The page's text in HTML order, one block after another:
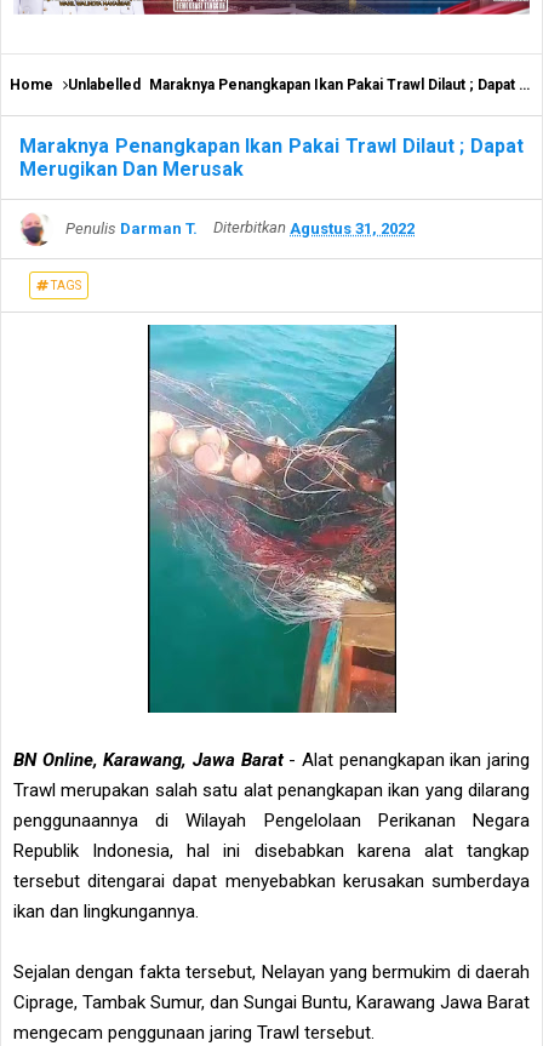
Home Unlabelled Maraknya Penangkapan Ikan Pakai Trawl Dilaut ; Dapat Merugikan Dan Merusak
Maraknya Penangkapan Ikan Pakai Trawl Dilaut ; Dapat
Merugikan Dan Merusak
Penulis Darman T. Diterbitkan Agustus 31, 2022
TAGS
BN Online, Karawang, Jawa Barat - Alat penangkapan ikan jaring
Trawl merupakan salah satu alat penangkapan ikan yang dilarang
penggunaannya di Wilayah Pengelolaan Perikanan Negara
Republik Indonesia, hal ini disebabkan karena alat tangkap
tersebut ditengarai dapat menyebabkan kerusakan sumberdaya
ikan dan lingkungannya.
Sejalan dengan fakta tersebut, Nelayan yang bermukim di daerah
Ciprage, Tambak Sumur, dan Sungai Buntu, Karawang Jawa Barat
mengecam penggunaan jaring Trawl tersebut.